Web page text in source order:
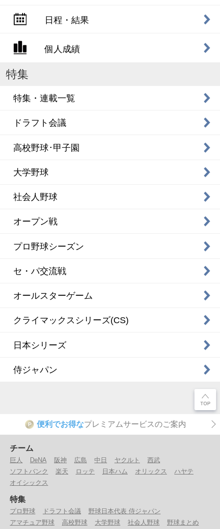
日程・結果
個人成績
特集
特集・連載一覧
ドラフト会議
高校野球･甲子園
大学野球
社会人野球
オープン戦
プロ野球シーズン
セ・パ交流戦
オールスターゲーム
クライマックスシリーズ(CS)
日本シリーズ
侍ジャパン
P 便利でお得なプレミアムサービスのご案内
チーム
巨人 DeNA 阪神 広島 中日 ヤクルト
西武
ソフトバンク
楽天 ロッテ 日本ハム オリックス
ハヤテ
オイシックス
特集
プロ野球 ドラフト会議
野球日本代表 侍ジャパン
アマチュア野球
高校野球 大学野球 社会人野球 野球まとめ